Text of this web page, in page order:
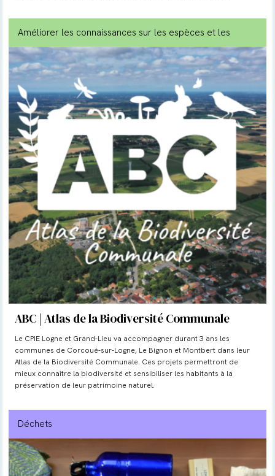
Améliorer les connaissances sur les espèces et les
milieux, Biodiversité
ABC | Atlas de la Biodiversité Communale
Le CPIE Logne et Grand-Lieu va accompagner durant 3 ans les
communes de Corcoué-sur-Logne, Le Bignon et Montbert dans leur
Atlas de la Biodiversité Communale. Ces projets permettront de
mieux connaître la biodiversité et sensibiliser les habitants à la
préservation de leur patrimoine naturel.
Déchets